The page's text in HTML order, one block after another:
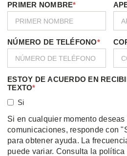
PRIMER NOMBRE*
NÚMERO DE TELÉFONO*
ESTOY DE ACUERDO EN
TEXTO*
Si
Si en cualquier momento
comunicaciones, responde con
para obtener ayuda. La
puede variar. Consulta la